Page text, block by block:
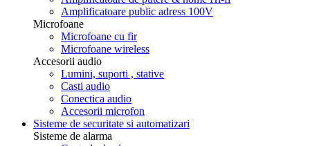
Amplificatoare public adress 100V
Microfoane
Microfoane cu fir
Microfoane wireless
Accesorii audio
Lumini, suporti , stative
Casti audio
Conectica audio
Accesorii microfon
Sisteme de securitate si automatizari
Sisteme de alarma